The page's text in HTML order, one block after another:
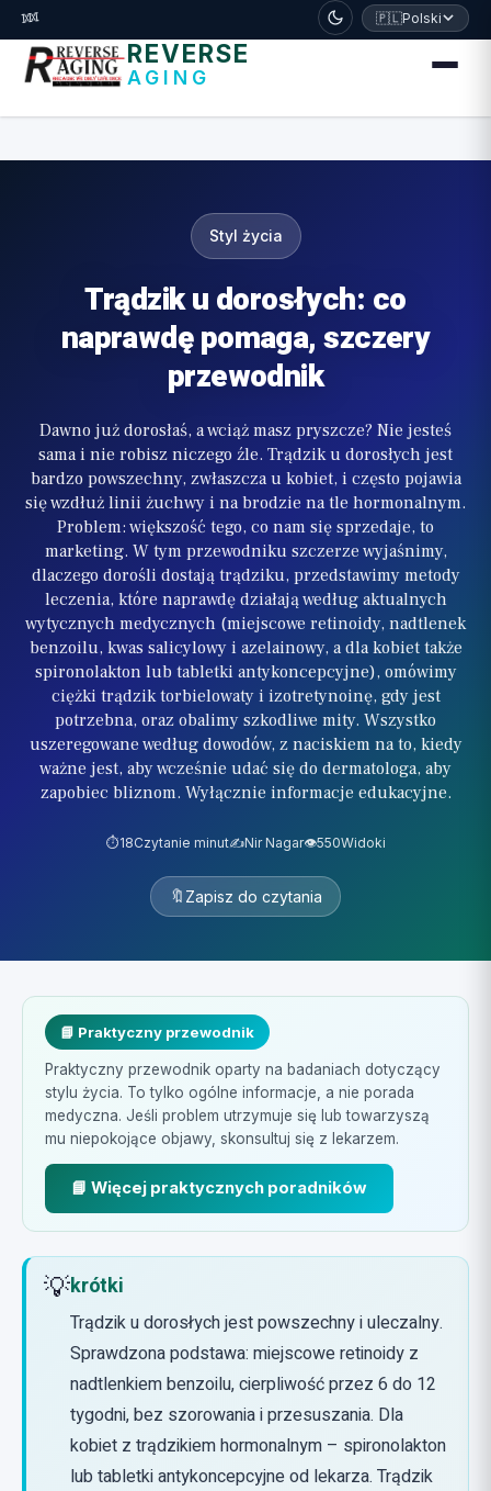
דלג לתוכן הראשי
🧬 🇵🇱Polski
REVERSE
AGING
Styl życia
Trądzik u dorosłych: co
naprawdę pomaga, szczery
przewodnik
Dawno już dorosłaś, a wciąż masz pryszcze? Nie jesteś
sama i nie robisz niczego źle. Trądzik u dorosłych jest
bardzo powszechny, zwłaszcza u kobiet, i często pojawia
się wzdłuż linii żuchwy i na brodzie na tle hormonalnym.
Problem: większość tego, co nam się sprzedaje, to
marketing. W tym przewodniku szczerze wyjaśnimy,
dlaczego dorośli dostają trądziku, przedstawimy metody
leczenia, które naprawdę działają według aktualnych
wytycznych medycznych (miejscowe retinoidy, nadtlenek
benzoilu, kwas salicylowy i azelainowy, a dla kobiet także
spironolakton lub tabletki antykoncepcyjne), omówimy
ciężki trądzik torbielowaty i izotretynoinę, gdy jest
potrzebna, oraz obalimy szkodliwe mity. Wszystko
uszeregowane według dowodów, z naciskiem na to, kiedy
ważne jest, aby wcześnie udać się do dermatologa, aby
zapobiec bliznom. Wyłącznie informacje edukacyjne.
⏱️18Czytanie minut✍️Nir Nagar👁️550Widoki
🔖 Zapisz do czytania
📘 Praktyczny przewodnik
Praktyczny przewodnik oparty na badaniach dotyczący
stylu życia. To tylko ogólne informacje, a nie porada
medyczna. Jeśli problem utrzymuje się lub towarzyszą
mu niepokojące objawy, skonsultuj się z lekarzem.
📘 Więcej praktycznych poradników
💡krótki
Trądzik u dorosłych jest powszechny i uleczalny.
Sprawdzona podstawa: miejscowe retinoidy z
nadtlenkiem benzoilu, cierpliwość przez 6 do 12
tygodni, bez szorowania i przesuszania. Dla
kobiet z trądzikiem hormonalnym – spironolakton
lub tabletki antykoncepcyjne od lekarza. Trądzik